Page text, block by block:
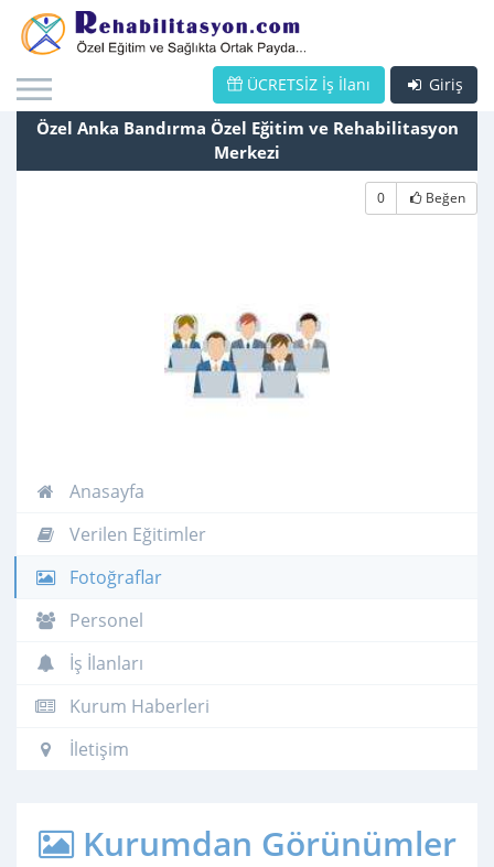
Giriş
ÜCRETSİZ İş İlanı
Özel Anka Bandırma Özel Eğitim ve Rehabilitasyon
Merkezi
0 Beğen
Anasayfa
Verilen Eğitimler
Fotoğraflar
Personel
İş İlanları
Kurum Haberleri
İletişim
Kurumdan Görünümler